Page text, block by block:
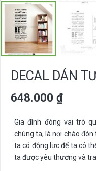
DECAL DÁN
648.000 ₫
Gia đình đóng vai trò
chúng ta, là nơi chào đón
ta có động lực để ta có
ta được yêu thương và